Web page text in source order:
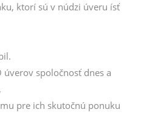
ktorí sú v núdzi úveru ísť
úverov spoločnosť dnes a
pre ich skutočnú ponuku